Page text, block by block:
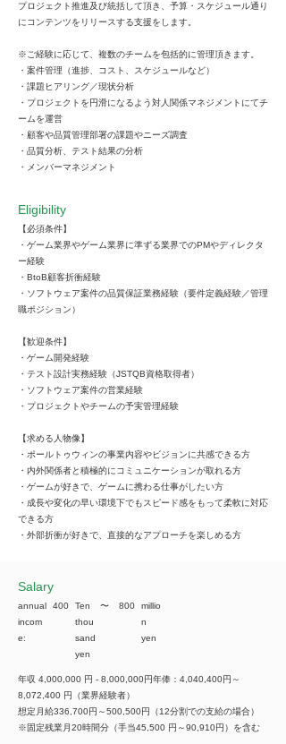
プロジェクト推進及び統括して頂き、予算・スケジュール通り
にコンテンツをリリースする支援をします。
※ご経験に応じて、複数のチームを包括的に管理頂きます。
・案件管理（進捗、コスト、スケジュールなど）
・課題ヒアリング／現状分析
・プロジェクトを円滑になるよう対人関係マネジメントにてチ
ームを運営
・顧客や品質管理部署の課題やニーズ調査
・品質分析、テスト結果の分析
・メンバーマネジメント
Eligibility
【必須条件】​
・ゲーム業界やゲーム業界に準ずる業界でのPMやディレクタ
ー経験​
・BtoB顧客折衝経験​
・ソフトウェア案件の品質保証業務経験（要件定義経験／管理
職ポジション）​
【歓迎条件】​
・ゲーム開発経験​
・テスト設計実務経験（JSTQB資格取得者） ​
・ソフトウェア案件の営業経験​
・プロジェクトやチームの予実管理経験 ​
【求める人物像】​
・ポールトゥウィンの事業内容やビジョンに共感できる方​
・内外関係者と積極的にコミュニケーションが取れる方​
・ゲームが好きで、ゲームに携わる仕事がしたい方​
・成長や変化の早い環境下でもスピード感をもって柔軟に対応
できる方​
・外部折衝が好きで、直接的なアプローチを楽しめる方​
​Salary
annual
incom
e:
400
Ten
thou
sand
yen
​〜 800
millio
n
yen
年収 4,000,000 円 - 8,000,000円年俸：4,040,400円～
8,072,400 円（業界経験者）
想定月給336,700円～500,500円（12分割での支給の場合）
※固定残業月20時間分（手当45,500 円～90,910円）を含む